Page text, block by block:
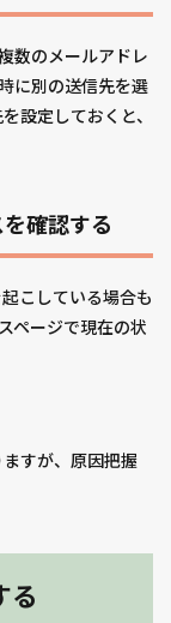
数のメールアドレ
に別の送信先を選
設定しておくと、
確認する
こしている場合も
ページで現在の状
すが、原因把握
る